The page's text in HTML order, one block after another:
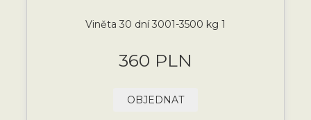
Viněta 30 dní 3001-3500 kg 1
360 PLN
OBJEDNAT